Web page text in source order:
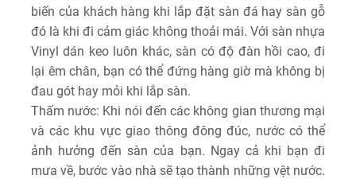
biến của khách hàng khi lắp đặt sàn đá hay sàn gỗ
đó là khi đi cảm giác không thoải mái. Với sàn nhựa
Vinyl dán keo luôn khác, sàn có độ đàn hồi cao, đi
lại êm chân, bạn có thể đứng hàng giờ mà không bị
đau gót hay mỏi khi lắp sàn.
Thấm nước: Khi nói đến các không gian thương mại
và các khu vực giao thông đông đúc, nước có thể
ảnh hưởng đến sàn của bạn. Ngay cả khi bạn đi
mưa về, bước vào nhà sẽ tạo thành những vệt nước.